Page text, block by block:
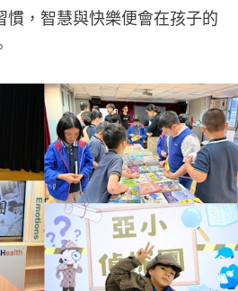
慣，智慧與快樂便會在孩子的